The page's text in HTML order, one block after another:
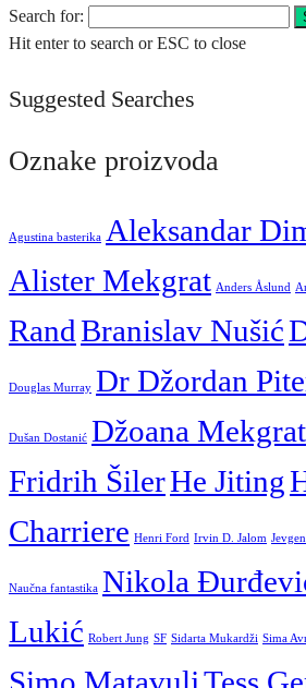
Search for:
Hit enter to search or ESC to close
Suggested Searches
Oznake proizvoda
Agustina basterika Aleksandar
Alister Mekgrat Anders Åslund
RandBranislav Nušić
Douglas Murray Dr Džordan
Dušan Dostanić Džoana Mekgrat
Fridrih ŠilerHe Jiting
Charriere Henri Ford Irvin D. Jalom
Naučna fantastika Nikola
Lukić Robert Jung SF Sidarta Mukardži Sima